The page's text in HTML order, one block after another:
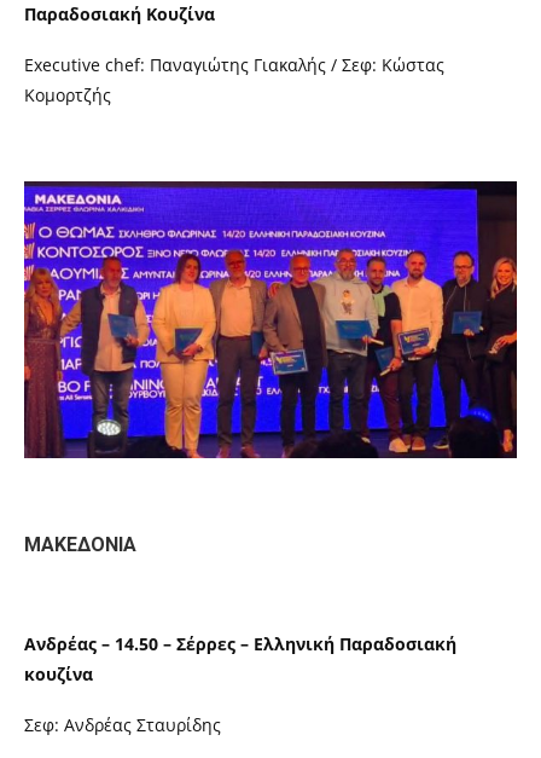
Παραδοσιακή Κουζίνα
Executive chef: Παναγιώτης Γιακαλής / Σεφ: Κώστας
Κομορτζής
ΜΑΚΕΔΟΝΙΑ
Ανδρέας – 14.50 – Σέρρες – Ελληνική Παραδοσιακή
κουζίνα
Σεφ: Ανδρέας Σταυρίδης